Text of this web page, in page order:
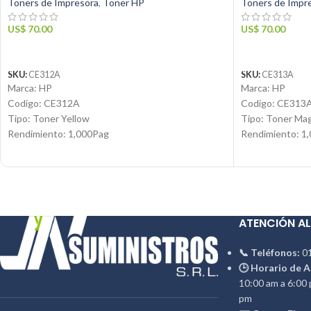
Toners de Impresora, Toner HP
US$ 70.00
SKU: CE312A
Marca: HP
Codigo: CE312A
Tipo: Toner Yellow
Rendimiento: 1,000Pag
Producto: Original
Toners de
US$ 70.00
SKU: CE313A
Marca: HP
Codigo:
Tipo: Toner
Rendimiento:
Producto:
ATENCIÓN
📞 Teléfonos:
🕒 Horario de
10:00 am a 6:00
pm